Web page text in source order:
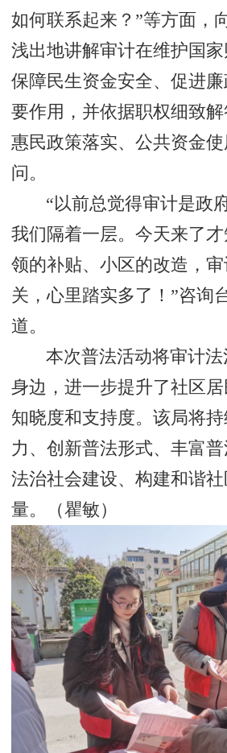
如何联系起来？”等方面，
浅出地讲解审计在维护国家
保障民生资金安全、促进
要作用，并依据职权细致
惠民政策落实、公共资金
问。
“以前总觉得审计是政
我们隔着一层。今天来了
领的补贴、小区的改造，
关，心里踏实多了！”咨询
道。
本次普法活动将审计
身边，进一步提升了社区
知晓度和支持度。该局将
力、创新普法形式、丰富
法治社会建设、构建和谐
量。（瞿敏）